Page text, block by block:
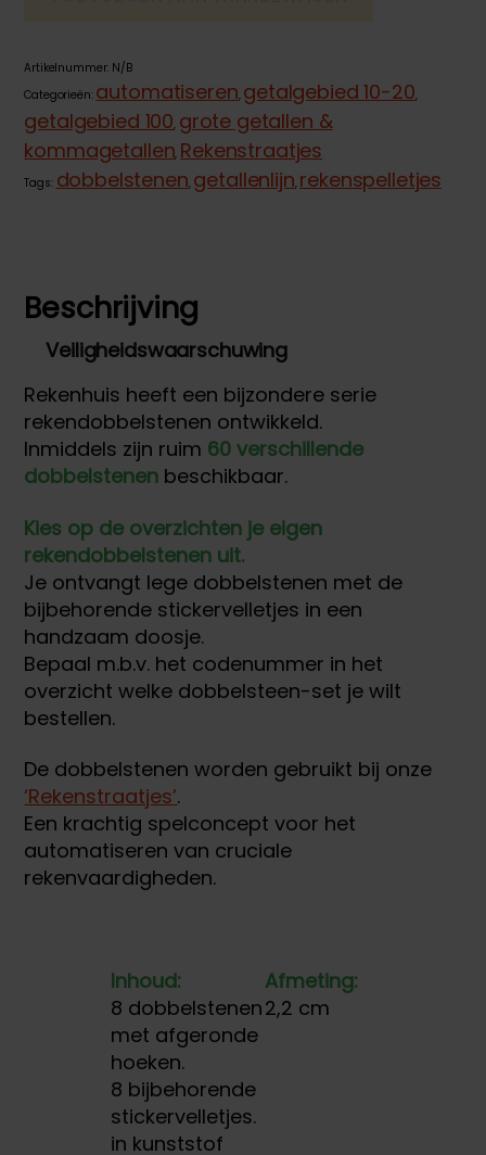
Artikelnummer: N/B
Categorieën: automatiseren, getalgebied 10-20,
getalgebied 100, grote getallen &
kommagetallen, Rekenstraatjes
Tags: dobbelstenen, getallenlijn, rekenspelletjes
Beschrijving
Veiligheidswaarschuwing
Rekenhuis heeft een bijzondere serie
rekendobbelstenen ontwikkeld.
Inmiddels zijn ruim 60 verschillende
dobbelstenen beschikbaar.
Kies op de overzichten je eigen
rekendobbelstenen uit.
Je ontvangt lege dobbelstenen met de
bijbehorende stickervelletjes in een
handzaam doosje.
Bepaal m.b.v. het codenummer in het
overzicht welke dobbelsteen-set je wilt
bestellen.
De dobbelstenen worden gebruikt bij onze
‘Rekenstraatjes’.
Een krachtig spelconcept voor het
automatiseren van cruciale
rekenvaardigheden.
Inhoud:
8 dobbelstenen
met afgeronde
hoeken.
8 bijbehorende
stickervelletjes.
in kunststof
Afmeting:
2,2 cm